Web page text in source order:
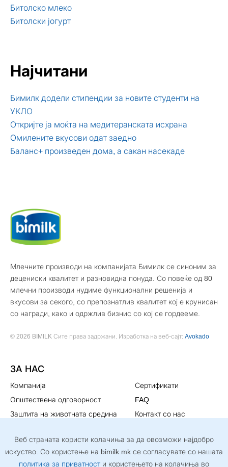
Битолско млеко
Битолски јогурт
Најчитани
Бимилк додели стипендии за новите студенти на
УКЛО
Откријте ја моќта на медитеранската исхрана
Омилените вкусови одат заедно
Баланс+ произведен дома, а сакан насекаде
Млечните производи на компанијата Бимилк се синоним за
децениски квалитет и разновидна понуда. Со повеќе од 80
млечни производи нудиме функционални решенија и
вкусови за секого, со препознатлив квалитет кој е крунисан
со награди, како и одржлив бизнис со кој се гордееме.
© 2026 BIMILK Сите права задржани. Изработка на веб-сајт: Avokado
ЗА НАС
Компанија
Општествена одговорност
Заштита на животната средина
Сертификати
FAQ
Контакт со нас
приватност
СЛЕДЕТЕ НЀ
Веб страната користи колачиња за да овозможи најдобро
искуство. Со користење на bimilk.mk се согласувате со нашата
политика за приватност и користењето на колачиња во